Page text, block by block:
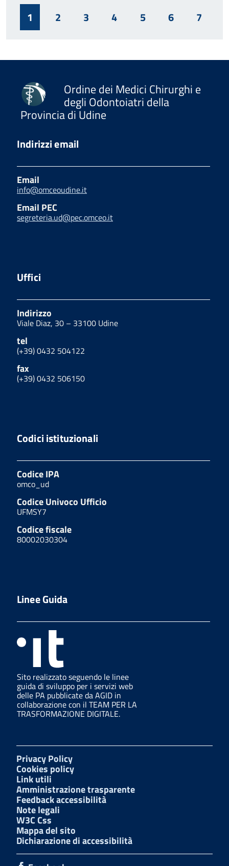
1 2 3 4 5 6 7
Ordine dei Medici Chirurghi e
degli Odontoiatri della
Provincia di Udine
Indirizzi email
Email
info@omceoudine.it
Email PEC
segreteria.ud@pec.omceo.it
Uffici
Indirizzo
Viale Diaz, 30 – 33100 Udine
tel
(+39) 0432 504122
fax
(+39) 0432 506150
Codici istituzionali
Codice IPA
omco_ud
Codice Univoco Ufficio
UFMSY7
Codice fiscale
80002030304
Linee Guida
Sito realizzato seguendo le linee
guida di sviluppo per i servizi web
delle PA pubblicate da AGID in
collaborazione con il TEAM PER LA
TRASFORMAZIONE DIGITALE.
Privacy Policy
Cookies policy
Link utili
Amministrazione trasparente
Feedback accessibilità
Note legali
W3C Css
Mappa del sito
Dichiarazione di accessibilità